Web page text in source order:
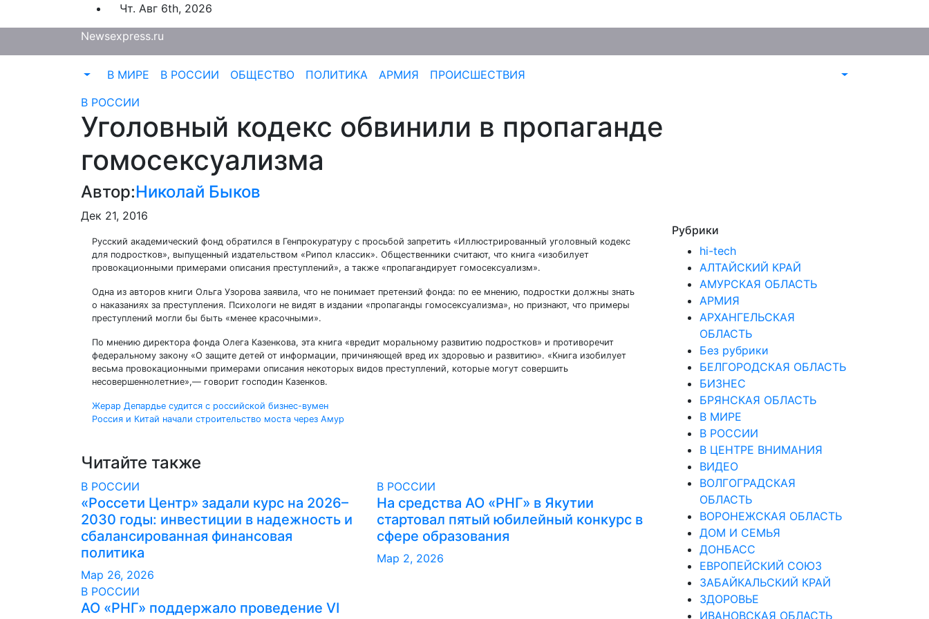
к
Чт. Авг 6th, 2026
Newsexpress.ru
В МИРЕ В РОССИИ ОБЩЕСТВО ПОЛИТИКА АРМИЯ
ПРОИСШЕСТВИЯ
В РОССИИ
Уголовный кодекс обвинили в пропаганде
гомосексуализма
Автор:Николай Быков
Дек 21, 2016
Русский академический фонд обратился в Генпрокуратуру с просьбой запретить «Иллюстрированный уголовный кодекс
для подростков», выпущенный издательством «Рипол классик». Общественники считают, что книга «изобилует
провокационными примерами описания преступлений», а также «пропагандирует гомосексуализм».
Одна из авторов книги Ольга Узорова заявила, что не понимает претензий фонда: по ее мнению, подростки должны знать
о наказаниях за преступления. Психологи не видят в издании «пропаганды гомосексуализма», но признают, что примеры
преступлений могли бы быть «менее красочными».
По мнению директора фонда Олега Казенкова, эта книга «вредит моральному развитию подростков» и противоречит
федеральному закону «О защите детей от информации, причиняющей вред их здоровью и развитию». «Книга изобилует
весьма провокационными примерами описания некоторых видов преступлений, которые могут совершить
несовершеннолетние»,— говорит господин Казенков.
Навигация
записям
Жерар Депардье судится с российской бизнес-вумен
Россия и Китай начали строительство моста через Амур
Читайте также
В РОССИИ
«Россети Центр» задали курс на 2026–
2030 годы: инвестиции в надежность и
сбалансированная финансовая
политика
Мар 26, 2026
В РОССИИ
На средства АО «РНГ» в Якутии
стартовал пятый юбилейный конкурс в
сфере образования
Мар 2, 2026
В РОССИИ
АО «РНГ» поддержало проведение VI
Рубрики
hi-tech
АЛТАЙСКИЙ КРАЙ
АМУРСКАЯ ОБЛАСТЬ
АРМИЯ
АРХАНГЕЛЬСКАЯ
ОБЛАСТЬ
Без рубрики
БЕЛГОРОДСКАЯ ОБЛАСТЬ
БИЗНЕС
БРЯНСКАЯ ОБЛАСТЬ
В МИРЕ
В РОССИИ
В ЦЕНТРЕ ВНИМАНИЯ
ВИДЕО
ВОЛГОГРАДСКАЯ
ОБЛАСТЬ
ВОРОНЕЖСКАЯ ОБЛАСТЬ
ДОМ И СЕМЬЯ
ДОНБАСС
ЕВРОПЕЙСКИЙ СОЮЗ
ЗАБАЙКАЛЬСКИЙ КРАЙ
ЗДОРОВЬЕ
ИВАНОВСКАЯ ОБЛАСТЬ